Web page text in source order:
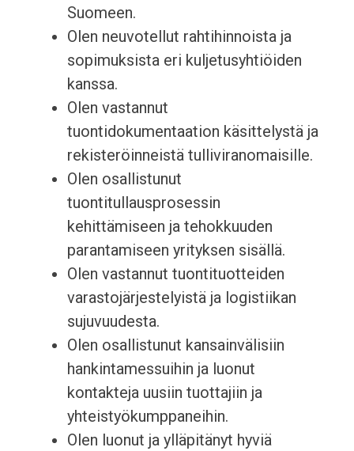
Suomeen.
Olen neuvotellut rahtihinnoista ja
sopimuksista eri kuljetusyhtiöiden
kanssa.
Olen vastannut
tuontidokumentaation käsittelystä ja
rekisteröinneistä tulliviranomaisille.
Olen osallistunut
tuontitullausprosessin
kehittämiseen ja tehokkuuden
parantamiseen yrityksen sisällä.
Olen vastannut tuontituotteiden
varastojärjestelyistä ja logistiikan
sujuvuudesta.
Olen osallistunut kansainvälisiin
hankintamessuihin ja luonut
kontakteja uusiin tuottajiin ja
yhteistyökumppaneihin.
Olen luonut ja ylläpitänyt hyviä